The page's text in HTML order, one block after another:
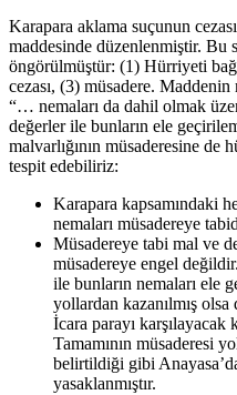
Karapara aklama suçunun
maddesinde düzenlenmiştir. Bu
öngörülmüştür: (1) Hürriyeti
cezası, (3) müsadere.
“… nemaları da dahil olmak
değerler ile bunların ele
malvarlığının müsaderesine de
tespit edebiliriz:
Karapara kapsamındaki
nemaları müsadereye
Müsadereye tabi mal ve
müsadereye engel
ile bunların nemaları ele
yollardan kazanılmış olsa
İcara parayı karşılayacak
Tamamının müsaderesi
belirtildiği gibi
yasaklanmıştır.